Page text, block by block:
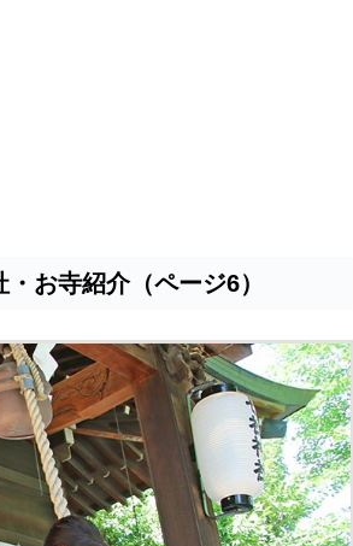
お寺紹介（ページ6）